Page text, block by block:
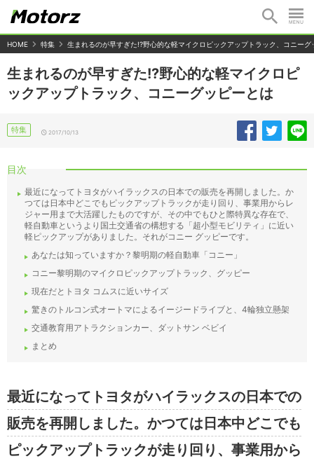
HOME 特集 生まれるのが早すぎた!?野心的な軽マイクロピックアップトラック、コニーグ
生まれるのが早すぎた!?野心的な軽マイクロピ
ックアップトラック、コニーグッピーとは
特集 2017/10/13
目次
最近になってトヨタがハイラックスの日本での販売を再開しました。か
つては日本中どこでもピックアップトラックが走り回り、事業用からレ
ジャー用まで大活躍したものですが、その中でもひと際特異な存在で、
軽自動車というより国土交通省の構想する「超小型モビリティ」に近い
軽ピックアップがありました。それがコニー グッピーです。
あなたは知っていますか？黎明期の軽自動車「コニー」
コニー黎明期のマイクロピックアップトラック、グッピー
現在だとトヨタ コムスに近いサイズ
驚きのトルコン式オートマによるイージードライブと、4輪独立懸架
交通教育用アトラクションカー、ダットサン ベビイ
まとめ
最近になってトヨタがハイラックスの日本での
販売を再開しました。かつては日本中どこでも
ピックアップトラックが走り回り、事業用から